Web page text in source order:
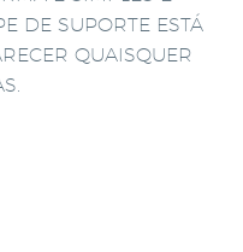
DE SUPORTE ESTÁ
QUAISQUER